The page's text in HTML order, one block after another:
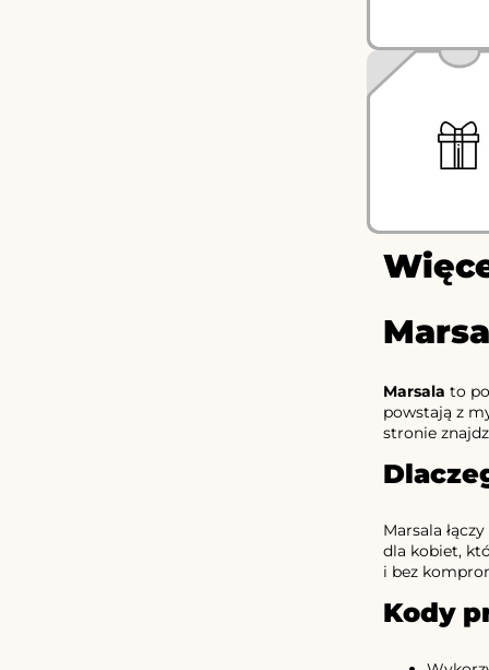
Marsala to
powstają z
stronie
Marsala
dla kobiet,
i bez
Kody